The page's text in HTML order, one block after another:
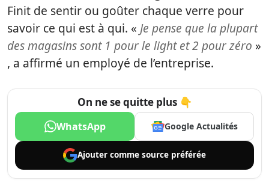
Finit de sentir ou goûter chaque verre pour
savoir ce qui est à qui. « Je pense que la plupart
des magasins sont 1 pour le light et 2 pour zéro »
, a affirmé un employé de l’entreprise.
On ne se quitte plus 👇
WhatsApp Google Actualités
Ajouter comme source préférée